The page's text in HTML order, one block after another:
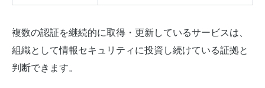
複数の認証を継続的に取得・更新しているサービスは、
組織として情報セキュリティに投資し続けている証拠と
判断できます。